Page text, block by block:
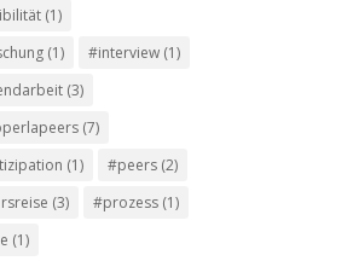
(1)
(1) #interview (1)
(3)
(7)
(1) #peers (2)
(3) #prozess (1)
(1)